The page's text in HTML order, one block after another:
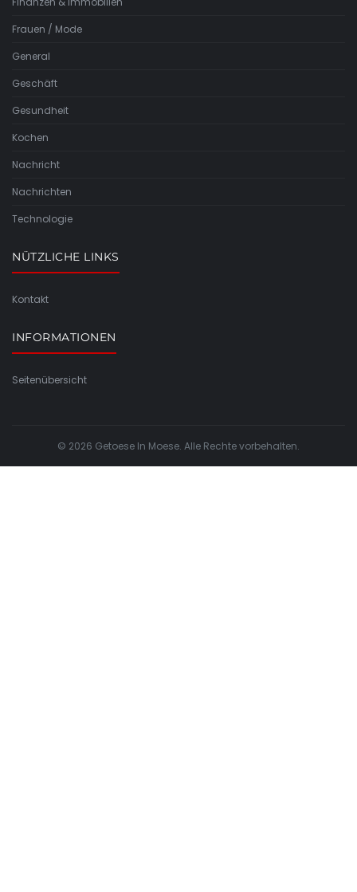
Frauen / Mode
General
Geschäft
Gesundheit
Kochen
Nachricht
Nachrichten
Technologie
NÜTZLICHE LINKS
Kontakt
INFORMATIONEN
Seitenübersicht
© 2026 Getoese In Moese. Alle Rechte vorbehalten.